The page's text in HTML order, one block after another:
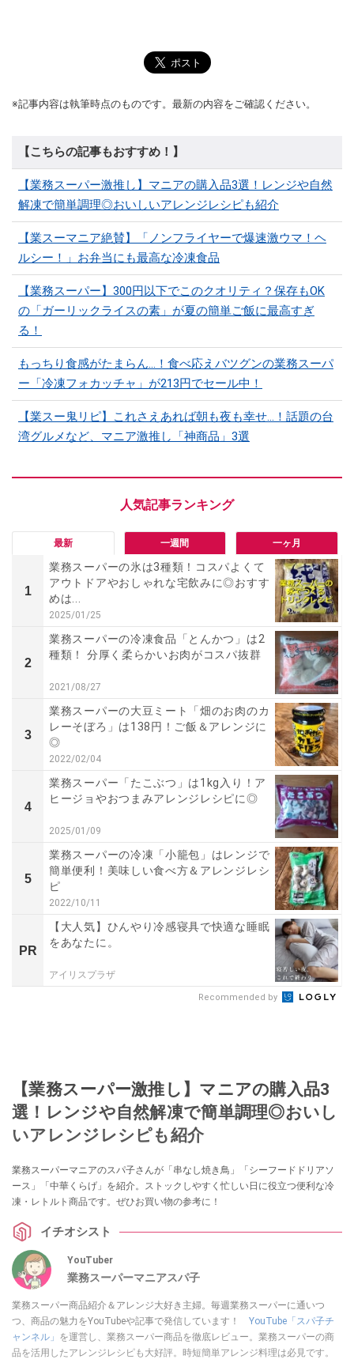
※記事内容は執筆時点のものです。最新の内容をご確認ください。
【こちらの記事もおすすめ！】
【業務スーパー激推し】マニアの購入品3選！レンジや自然
解凍で簡単調理◎おいしいアレンジレシピも紹介
【業スーマニア絶賛】「ノンフライヤーで爆速激ウマ！ヘ
ルシー！」お弁当にも最高な冷凍食品
【業務スーパー】300円以下でこのクオリティ？保存もOK
の「ガーリックライスの素」が夏の簡単ご飯に最高すぎ
る！
もっちり食感がたまらん…！食べ応えバツグンの業務スーパ
ー「冷凍フォカッチャ」が213円でセール中！
【業スー鬼リピ】これさえあれば朝も夜も幸せ…！話題の台
湾グルメなど、マニア激推し「神商品」3選
最新 一週間 一ヶ月
1
業務スーパーの氷は3種類！コスパよくて
アウトドアやおしゃれな宅飲みに◎おすす
めは...
2025/01/25
2
業務スーパーの冷凍食品「とんかつ」は2
種類！ 分厚く柔らかいお肉がコスパ抜群
2021/08/27
3
業務スーパーの大豆ミート「畑のお肉のカ
レーそぼろ」は138円！ご飯＆アレンジに
◎
2022/02/04
4
業務スーパー「たこぶつ」は1kg入り！ア
ヒージョやおつまみアレンジレシピに◎
2025/01/09
5
業務スーパーの冷凍「小籠包」はレンジで
簡単便利！美味しい食べ方＆アレンジレシ
ピ
2022/10/11
PR
【大人気】ひんやり冷感寝具で快適な睡眠
をあなたに。
アイリスプラザ
Recommended by
【業務スーパー激推し】マニアの購入品3
選！レンジや自然解凍で簡単調理◎おいし
いアレンジレシピも紹介
業務スーパーマニアのスパ子さんが「串なし焼き鳥」「シーフードドリアソ
ース」「中華くらげ」を紹介。ストックしやすく忙しい日に役立つ便利な冷
凍・レトルト商品です。ぜひお買い物の参考に！
イチオシスト
YouTuber
業務スーパーマニアスパ子
業務スーパー商品紹介＆アレンジ大好き主婦。毎週業務スーパーに通いつ
つ、商品の魅力をYouTubeや記事で発信しています！ YouTube「スパ子チ
ャンネル」 を運営し、業務スーパー商品を徹底レビュー。業務スーパーの商
品を活用したアレンジレシピも大好評。時短簡単アレンジ料理は必見です。